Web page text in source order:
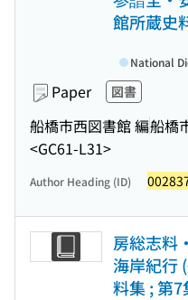
館所蔵史
Paper 図書
船橋市西図書館 編船橋
<GC61-L31>
National
Author Heading (ID)
房総志料
海岸紀行
料集 ; 第7